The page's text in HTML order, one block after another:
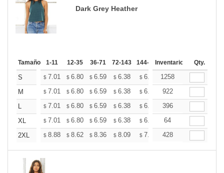
Dark Grey Heather
Tamaño 1-11 12-35 36-71 72-143 144-287 288 + Mas
Inventario Qty.
S $ 7.01 $ 6.80 $ 6.59 $ 6.38 $ 6.18 $6.07
1258
M
$ 7.01 $ 6.80 $ 6.59 $ 6.38 $ 6.18 $6.07
922
L
$ 7.01 $ 6.80 $ 6.59 $ 6.38 $ 6.18 $6.07
396
XL
$ 7.01 $ 6.80 $ 6.59 $ 6.38 $ 6.18 $6.07
64
2XL
$ 8.88 $ 8.62 $ 8.36 $ 8.09 $ 7.83 $7.70
428